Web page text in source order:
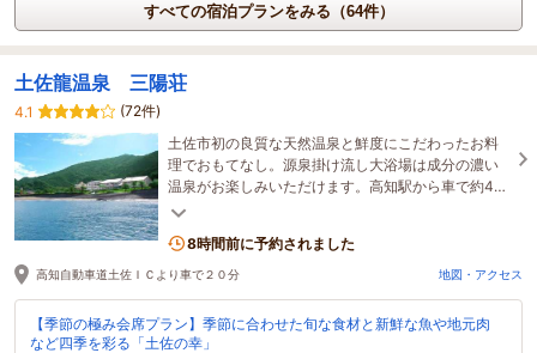
すべての宿泊プランをみる（64件）
土佐龍温泉 三陽荘
4.1
(72件)
土佐市初の良質な天然温泉と鮮度にこだわったお料
理でおもてなし。源泉掛け流し大浴場は成分の濃い
温泉がお楽しみいただけます。高知駅から車で約40
分。海と山に囲まれた当旅館で非現実的なリフレッ
8時間前に予約されました
高知自動車道土佐ＩＣより車で２０分 地図・アクセス
【季節の極み会席プラン】季節に合わせた旬な食材と新鮮な魚や地元肉
など四季を彩る「土佐の幸」